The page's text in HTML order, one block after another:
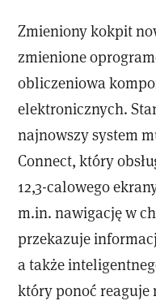
Zmieniony kokpit
zmienione
obliczeniowa
elektronicznych.
najnowszy system
Connect, który
12,3-calowego
m.in. nawigację w
przekazuje
a także
który ponoć